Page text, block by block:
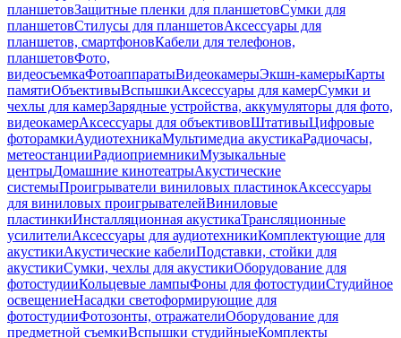
планшетовЗащитные пленки для планшетовСумки для
планшетовСтилусы для планшетовАксессуары для
планшетов, смартфоновКабели для телефонов,
планшетовФото,
видеосъемкаФотоаппаратыВидеокамерыЭкшн-камерыКарты
памятиОбъективыВспышкиАксессуары для камерСумки и
чехлы для камерЗарядные устройства, аккумуляторы для фото,
видеокамерАксессуары для объективовШтативыЦифровые
фоторамкиАудиотехникаМультимедиа акустикаРадиочасы,
метеостанцииРадиоприемникиМузыкальные
центрыДомашние кинотеатрыАкустические
системыПроигрыватели виниловых пластинокАксессуары
для виниловых проигрывателейВиниловые
пластинкиИнсталляционная акустикаТрансляционные
усилителиАксессуары для аудиотехникиКомплектующие для
акустикиАкустические кабелиПодставки, стойки для
акустикиСумки, чехлы для акустикиОборудование для
фотостудииКольцевые лампыФоны для фотостудииСтудийное
освещениеНасадки светоформирующие для
фотостудииФотозонты, отражателиОборудование для
предметной съемкиВспышки студийныеКомплекты